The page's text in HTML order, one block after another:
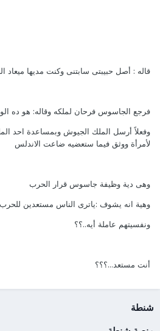
قاله : أصل حبيبتى سابتنى وكنت مديها ميعاد
فرجع الجاسوس فرحان لملكه وقاله: هو ده
وفعلاً أرسل الملك الجيوش وبمساعدة احد
لأمرأة ووثق فيما ستعضيه ضاعت الاندلس
وهى دية وظيفة جاسوس قرار الحرب
وهية انه يشوف :ياترى الناس مستعدين للحرب
ونفسيتهم عاملة أيه..؟؟
أنت مستعد...؟؟؟
شنطة